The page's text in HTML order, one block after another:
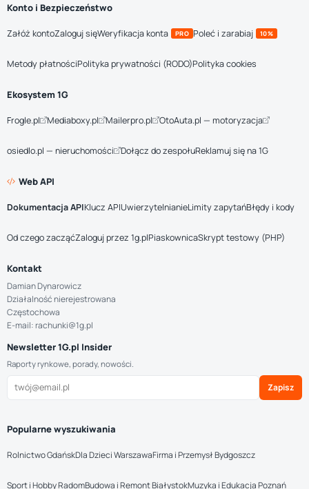
Konto i Bezpieczeństwo
Załóż kontoZaloguj sięWeryfikacja konta PRO Poleć i zarabiaj 10%
Metody płatnościPolityka prywatności (RODO)Polityka cookies
Ekosystem 1G
Frogle.pl Mediaboxy.pl Mailerpro.pl OtoAuta.pl — motoryzacja
osiedlo.pl — nieruchomości Dołącz do zespołuReklamuj się na 1G
Web API
Dokumentacja APIKlucz APIUwierzytelnianieLimity zapytańBłędy i kody
Od czego zacząćZaloguj przez 1g.plPiaskownicaSkrypt testowy (PHP)
Kontakt
Damian Dynarowicz
Działalność nierejestrowana
Częstochowa
E-mail: rachunki@1g.pl
Newsletter 1G.pl Insider
Raporty rynkowe, porady, nowości.
Zapisz
Popularne wyszukiwania
Rolnictwo GdańskDla Dzieci WarszawaFirma i Przemysł Bydgoszcz
Sport i Hobby RadomBudowa i Remont BiałystokMuzyka i Edukacja Poznań